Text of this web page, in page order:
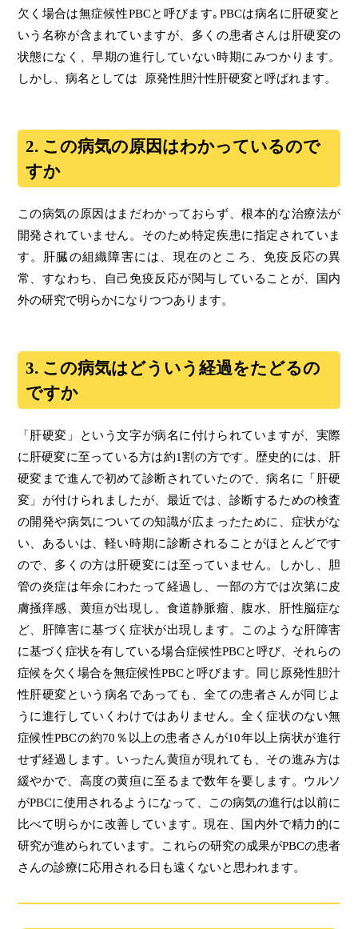
欠く場合は無症候性PBCと呼びます｡PBCは病名に肝硬変と
いう名称が含まれていますが、多くの患者さんは肝硬変の
状態になく、早期の進行していない時期にみつかります。
しかし、病名としては 原発性胆汁性肝硬変と呼ばれます。
2. この病気の原因はわかっているので
すか
この病気の原因はまだわかっておらず、根本的な治療法が
開発されていません。そのため特定疾患に指定されていま
す。肝臓の組織障害には、現在のところ、免疫反応の異
常、すなわち、自己免疫反応が関与していることが、国内
外の研究で明らかになりつつあります。
3. この病気はどういう経過をたどるの
ですか
「肝硬変」という文字が病名に付けられていますが、実際
に肝硬変に至っている方は約1割の方です。歴史的には、肝
硬変まで進んで初めて診断されていたので、病名に「肝硬
変」が付けられましたが、最近では、診断するための検査
の開発や病気についての知識が広まったために、症状がな
い、あるいは、軽い時期に診断されることがほとんどです
ので、多くの方は肝硬変には至っていません。しかし、胆
管の炎症は年余にわたって経過し、一部の方では次第に皮
膚掻痒感、黄疸が出現し、食道静脈瘤、腹水、肝性脳症な
ど、肝障害に基づく症状が出現します。このような肝障害
に基づく症状を有している場合症候性PBCと呼び、それらの
症候を欠く場合を無症候性PBCと呼びます。同じ原発性胆汁
性肝硬変という病名であっても、全ての患者さんが同じよ
うに進行していくわけではありません。全く症状のない無
症候性PBCの約70％以上の患者さんが10年以上病状が進行
せず経過します。いったん黄疸が現れても、その進み方は
緩やかで、高度の黄疸に至るまで数年を要します。ウルソ
がPBCに使用されるようになって、この病気の進行は以前に
比べて明らかに改善しています。現在、国内外で精力的に
研究が進められています。これらの研究の成果がPBCの患者
さんの診療に応用される日も遠くないと思われます。